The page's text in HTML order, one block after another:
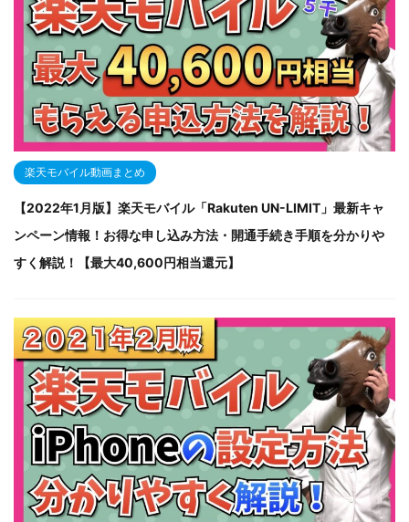
楽天モバイル動画まとめ
【2022年1月版】楽天モバイル「Rakuten UN-LIMIT」最新キャ
ンペーン情報！お得な申し込み方法・開通手続き手順を分かりや
すく解説！【最大40,600円相当還元】